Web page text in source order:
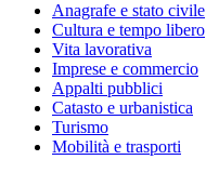
Anagrafe e stato civile
Cultura e tempo libero
Vita lavorativa
Imprese e commercio
Appalti pubblici
Catasto e urbanistica
Turismo
Mobilità e trasporti